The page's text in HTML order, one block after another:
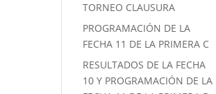
TORNEO CLAUSURA
PROGRAMACIÓN DE LA
FECHA 11 DE LA PRIMERA C
RESULTADOS DE LA FECHA
10 Y PROGRAMACIÓN DE LA